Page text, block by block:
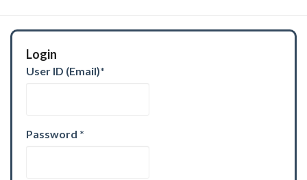
Login
User ID (Email)*
Password *